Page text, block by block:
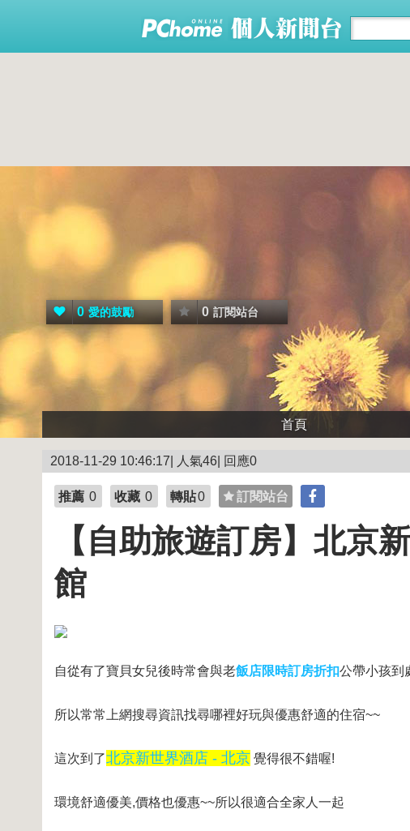
0 愛的鼓勵 0 訂閱站台
首頁
2018-11-29 10:46:17| 人氣46| 回應0
推薦 0 收藏 0 轉貼0 訂閱站台
【自助旅遊訂房】北京
館
自從有了寶貝女兒後時常會與老飯店限時訂房折扣公帶小孩到
所以常常上網搜尋資訊找尋哪裡好玩與優惠舒適的住宿~~
這次到了北京新世界酒店 - 北京 覺得很不錯喔!
環境舒適優美,價格也優惠~~所以很適合全家人一起